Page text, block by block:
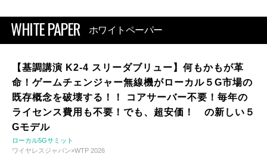
WHITE PAPER ホワイトペーパー
【基調講演 K2-4 スリーダブリュー】何もかもが革
命！ゲームチェンジャー無線機がローカル５G市場の
既存概念を破壊する！！ コアサーバー不要！毎年の
ライセンス費用も不要！でも、超安価！ の新しい５
Gモデル
ローカル5Gサミット
ワイヤレスジャパン×WTP 2026